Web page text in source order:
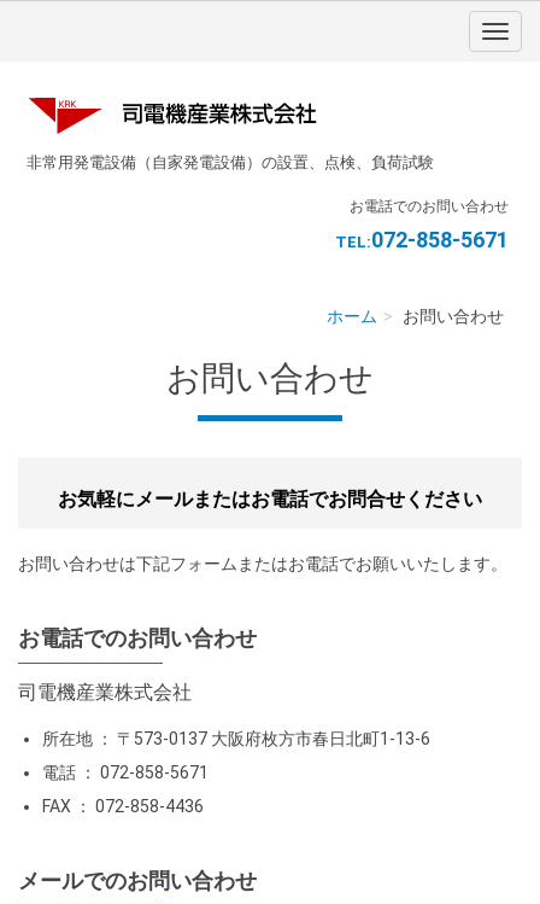
非常用発電設備（自家発電設備）の設置、点検、負荷試験
お電話でのお問い合わせ
TEL:072-858-5671
ホーム お問い合わせ
お問い合わせ
お気軽にメールまたはお電話でお問合せください
お問い合わせは下記フォームまたはお電話でお願いいたします。
お電話でのお問い合わせ
司電機産業株式会社
所在地 ： 〒573-0137 大阪府枚方市春日北町1-13-6
電話 ： 072-858-5671
FAX ： 072-858-4436
メールでのお問い合わせ